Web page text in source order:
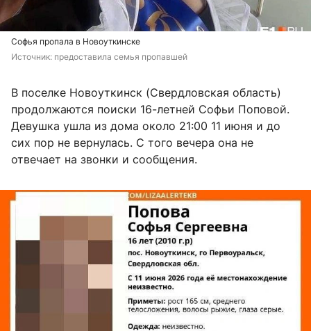
Софья пропала в Новоуткинске
Источник: предоставила семья пропавшей
В поселке Новоуткинск (Свердловская область)
продолжаются поиски 16-летней Софьи Поповой.
Девушка ушла из дома около 21:00 11 июня и до
сих пор не вернулась. С того вечера она не
отвечает на звонки и сообщения.